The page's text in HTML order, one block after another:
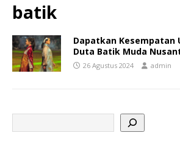
batik
Dapatkan Kesempatan
Duta Batik Muda
26 Agustus 2024 admin